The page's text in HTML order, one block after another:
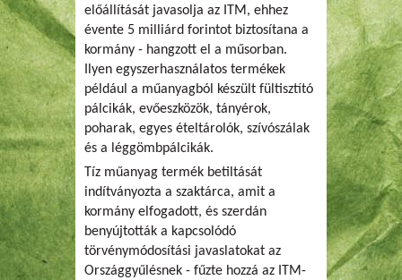
előállítását javasolja az ITM, ehhez
évente 5 milliárd forintot biztosítana a
kormány - hangzott el a műsorban.
Ilyen egyszerhasználatos termékek
például a műanyagból készült fültisztító
pálcikák, evőeszközök, tányérok,
poharak, egyes ételtárolók, szívószálak
és a léggömbpálcikák.
Tíz műanyag termék betiltását
indítványozta a szaktárca, amit a
kormány elfogadott, és szerdán
benyújtották a kapcsolódó
törvénymódosítási javaslatokat az
Országgyűlésnek - fűzte hozzá az ITM-